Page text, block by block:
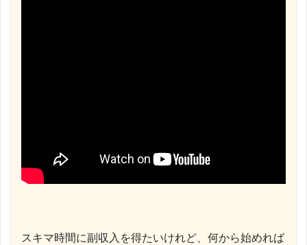
スキマ時間に副収入を得たいけれど、何から始めれば